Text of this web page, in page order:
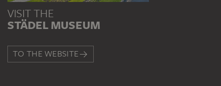
VISIT THE
STÄDEL MUSEUM
TO THE WEBSITE